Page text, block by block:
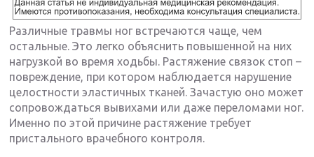
Различные травмы ног встречаются чаще, чем
остальные. Это легко объяснить повышенной на них
нагрузкой во время ходьбы. Растяжение связок стоп –
повреждение, при котором наблюдается нарушение
целостности эластичных тканей. Зачастую оно может
сопровождаться вывихами или даже переломами ног.
Именно по этой причине растяжение требует
пристального врачебного контроля.